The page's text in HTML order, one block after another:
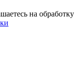
на обработку